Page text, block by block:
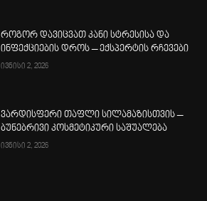
როგორ დავიცვათ კანი სტრესისა და
ინფექციების დროს – ექსპერტის რჩევები
ივნისი 2, 2026
ვარდისფერი თაფლი სილამაზისთვის –
ბუნებრივი კოსმეტიკური საშუალება
ივნისი 2, 2026